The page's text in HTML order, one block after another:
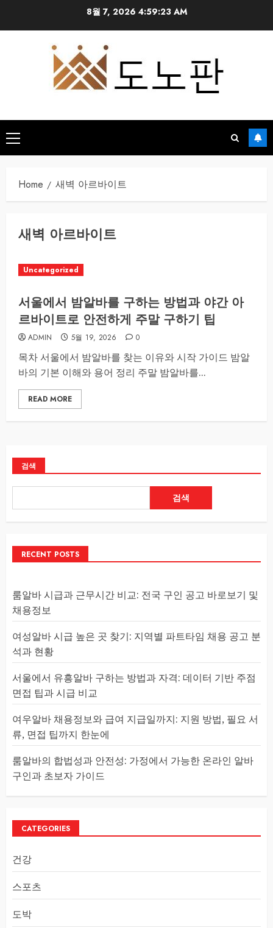
8월 7, 2026 4:59:23 AM
Primary
Menu
Home 새벽 아르바이트
새벽 아르바이트
Uncategorized
서울에서 밤알바를 구하는 방법과 야간 아
르바이트로 안전하게 주말 구하기 팁
ADMIN 5월 19, 2026 0
목차 서울에서 밤알바를 찾는 이유와 시작 가이드 밤알
바의 기본 이해와 용어 정리 주말 밤알바를...
READ MORE
검색
검색
RECENT POSTS
룸알바 시급과 근무시간 비교: 전국 구인 공고 바로보기 및
채용정보
여성알바 시급 높은 곳 찾기: 지역별 파트타임 채용 공고 분
석과 현황
서울에서 유흥알바 구하는 방법과 자격: 데이터 기반 주점
면접 팁과 시급 비교
여우알바 채용정보와 급여 지급일까지: 지원 방법, 필요 서
류, 면접 팁까지 한눈에
룸알바의 합법성과 안전성: 가정에서 가능한 온라인 알바
구인과 초보자 가이드
CATEGORIES
건강
스포츠
도박